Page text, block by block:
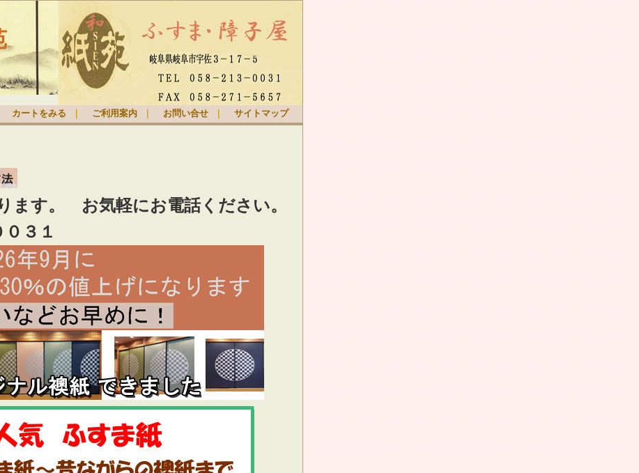
カートをみる ご利用案内 お問い合せ サイトマップ
ます。 お気軽にお電話ください。
３１